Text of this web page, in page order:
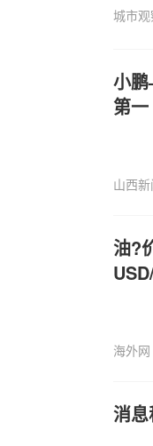
城市观
小
第一
山西
油?
海外网
消